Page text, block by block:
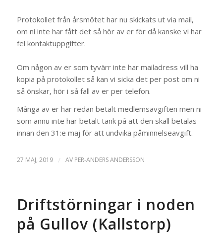
Protokollet från årsmötet har nu skickats ut via mail,
om ni inte har fått det så hör av er för då kanske vi har
fel kontaktuppgifter.
Om någon av er som tyvärr inte har mailadress vill ha
kopia på protokollet så kan vi sicka det per post om ni
så önskar, hör i så fall av er per telefon.
Många av er har redan betalt medlemsavgiften men ni
som ännu inte har betalt tänk på att den skall betalas
innan den 31:e maj för att undvika påminnelseavgift.
27 MAJ, 2019 / AV PER-ANDERS ANDERSSON
Driftstörningar i noden
på Gullov (Kallstorp)